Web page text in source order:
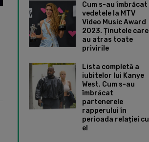
Cum s-au îmbrăcat
vedetele la MTV
Video Music Award
2023. Ținutele care
au atras toate
privirile
Lista completă a
iubitelor lui Kanye
West. Cum s-au
îmbrăcat
partenerele
rapperului în
perioada relației cu
el